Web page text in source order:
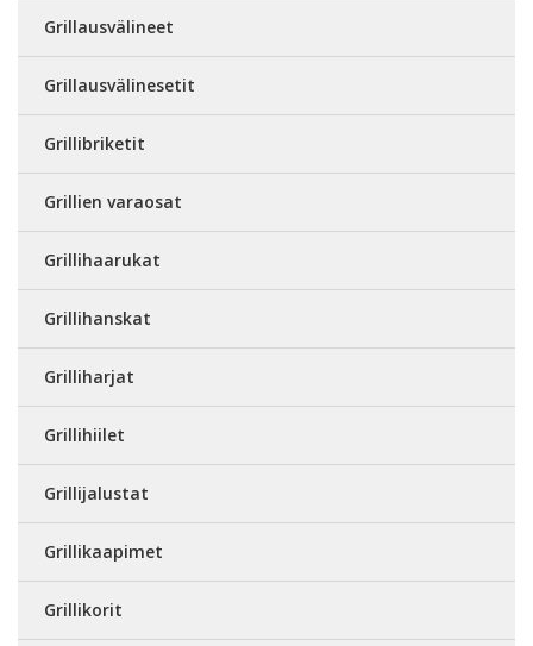
Grillausvälineet
Grillausvälinesetit
Grillibriketit
Grillien varaosat
Grillihaarukat
Grillihanskat
Grilliharjat
Grillihiilet
Grillijalustat
Grillikaapimet
Grillikorit